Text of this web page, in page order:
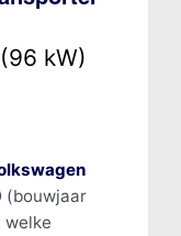
kW)
(bouwjaar
welke